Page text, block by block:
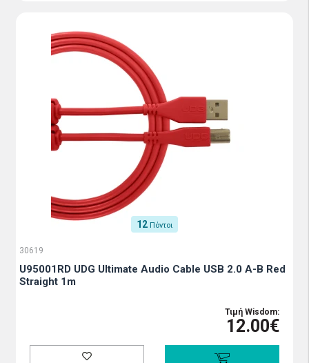
12 Πόντοι
30619
U95001RD UDG Ultimate Audio Cable USB 2.0 A-B Red
Straight 1m
Τιμή Wisdom:
12.00€